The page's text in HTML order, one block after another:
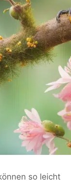
so leicht